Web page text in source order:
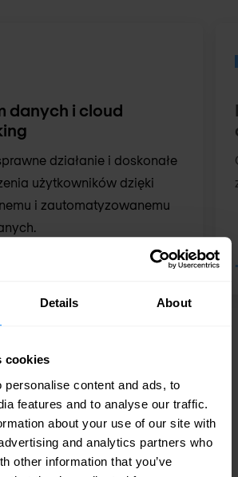
Details About
cookies
personalise content and ads, to
features and to analyse our traffic.
about your use of our site with
and analytics partners who
other information that you’ve
danych i cloud
działanie i doskonałe
użytkowników dzięki
i zautomatyzowanemu